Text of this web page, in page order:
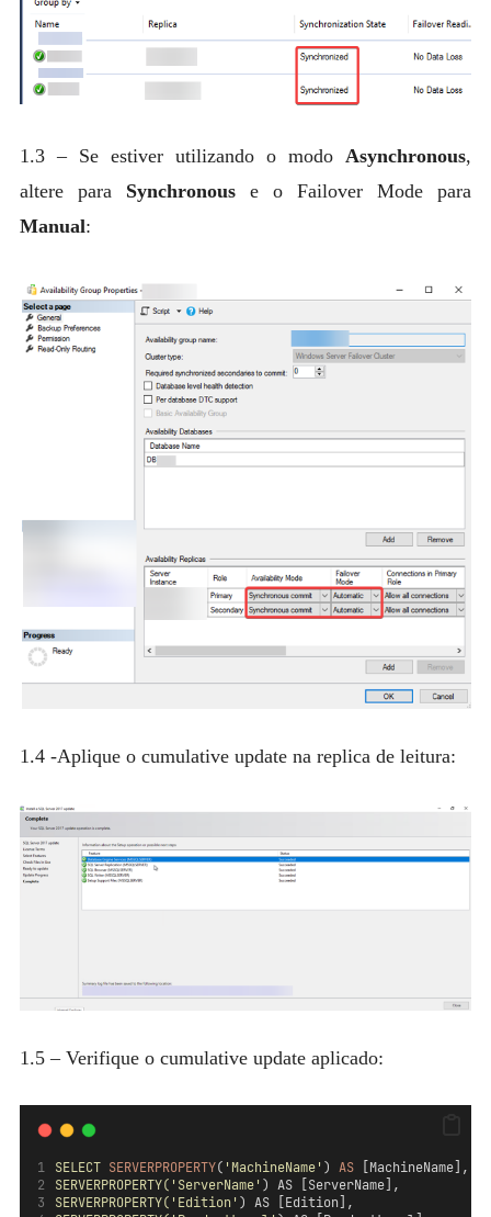
1.3 – Se estiver utilizando o modoAsynchronous,
altere para Synchronous e o Failover Mode para
Manual:
1.4 -Aplique o cumulative update na replica de leitura:
1.5 – Verifique o cumulative update aplicado:
SELECT SERVERPROPERTY( 'MachineName' ) AS [MachineName],
SERVERPROPERTY( 'ServerName' ) AS [ServerName],
SERVERPROPERTY( 'Edition' ) AS [Edition],